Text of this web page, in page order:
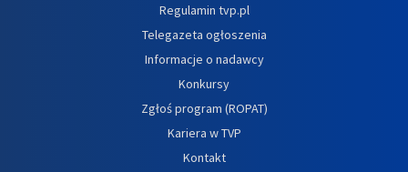
Regulamin tvp.pl
Telegazeta ogłoszenia
Informacje o nadawcy
Konkursy
Zgłoś program (ROPAT)
Kariera w TVP
Kontakt